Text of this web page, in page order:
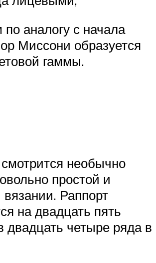
аналогу с начала
Миссони образуется
гаммы.
необычно
простой и
вязании. Раппорт
на двадцать пять
двадцать четыре ряда в